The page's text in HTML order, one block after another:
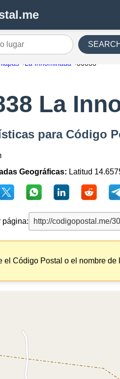
SEARCH
La Innominada 30838
La
para Código
Geográficas: Latitud
página:
el Código Postal o el nombre